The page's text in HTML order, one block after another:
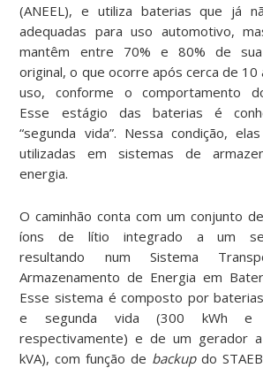
(ANEEL), e utiliza baterias que já
adequadas para uso automotivo,
mantêm entre 70% e 80% de sua
original, o que ocorre após cerca de 10
uso, conforme o comportamento
Esse estágio das baterias é
“segunda vida”. Nessa condição,
utilizadas em sistemas de
energia.
O caminhão conta com um conjunto
íons de lítio integrado a um
resultando num Sistema
Armazenamento de Energia em
Esse sistema é composto por
e segunda vida (300 kWh e
respectivamente) e de um gerador
kVA), com função de backupdo